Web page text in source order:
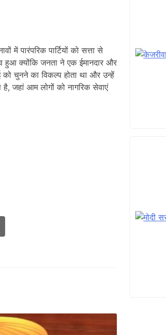
पारंपरिक पार्टियों को सत्ता से
हुआ क्योंकि जनता ने एक ईमानदार और
को चुनने का विकल्प होता था और उन्हें
जहां आम लोगों को नागरिक सेवाएं